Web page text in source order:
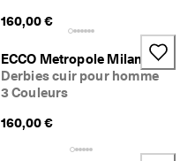
160,00 €
ECCO Metropole Milan
Derbies cuir pour homme
3 Couleurs
160,00 €